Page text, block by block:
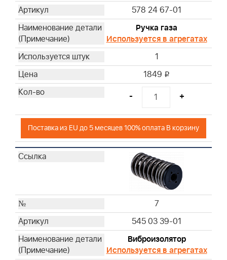
578 24 67-01
Ручка газа
Используется в агрегатах
1
1849 i
- +
Поставка из EU до 5 месяцев 100% оплата В корзину
7
545 03 39-01
Виброизолятор
Используется в агрегатах